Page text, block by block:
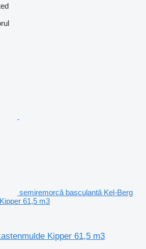
semiremorcă basculantă Kel-Berg
61,5 m3
Kipper 61,5 m3